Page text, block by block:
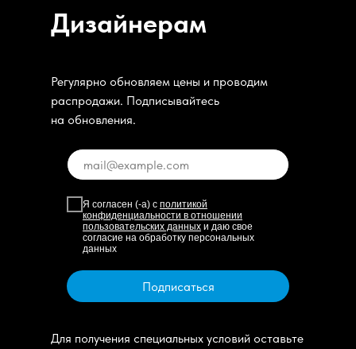
Дизайнерам
Регулярно обновляем цены и проводим
распродажи. Подписывайтесь
на обновления.
Я согласен (-а) с политикой
конфиденциальности в отношении
пользовательских данных и даю свое
согласие на обработку персональных
данных
Подписаться
Для получения специальных условий оставьте